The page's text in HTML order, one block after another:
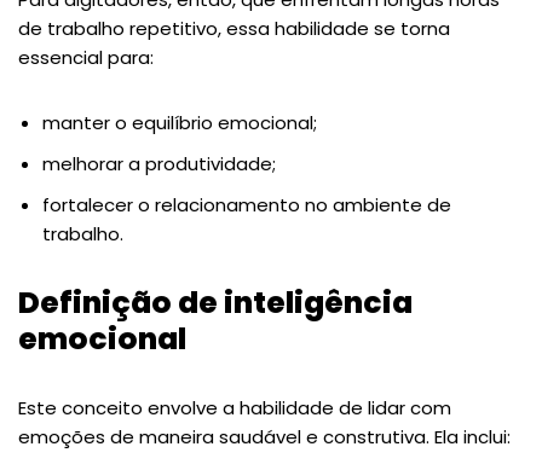
de trabalho repetitivo, essa habilidade se torna
essencial para:
manter o equilíbrio emocional;
melhorar a produtividade;
fortalecer o relacionamento no ambiente de
trabalho.
Definição de inteligência
emocional
Este conceito envolve a habilidade de lidar com
emoções de maneira saudável e construtiva. Ela inclui: